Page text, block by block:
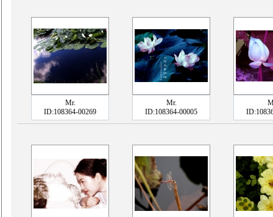
Mr.
ID:108364-00269
Mr.
ID:108364-00005